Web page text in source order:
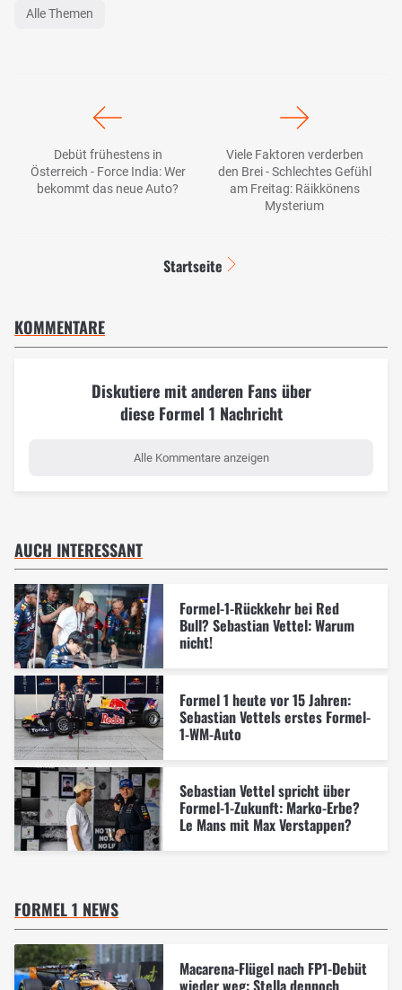
Alle Themen
Debüt frühestens in
Österreich - Force India: Wer
bekommt das neue Auto?
Viele Faktoren verderben
den Brei - Schlechtes Gefühl
am Freitag: Räikkönens
Mysterium
Startseite
KOMMENTARE
Diskutiere mit anderen Fans über
diese Formel 1 Nachricht
Alle Kommentare anzeigen
AUCH INTERESSANT
Formel-1-Rückkehr bei Red
Bull? Sebastian Vettel: Warum
nicht!
Formel 1 heute vor 15 Jahren:
Sebastian Vettels erstes Formel-
1-WM-Auto
Sebastian Vettel spricht über
Formel-1-Zukunft: Marko-Erbe?
Le Mans mit Max Verstappen?
FORMEL 1 NEWS
Macarena-Flügel nach FP1-Debüt
wieder weg: Stella dennoch